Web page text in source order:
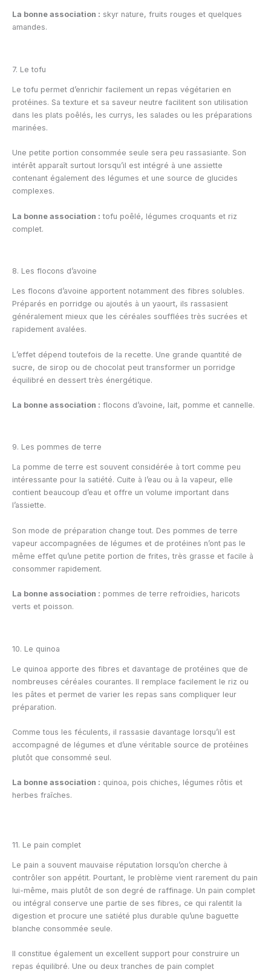
La bonne association : skyr nature, fruits rouges et quelques
amandes.
7. Le tofu
Le tofu permet d’enrichir facilement un repas végétarien en
protéines. Sa texture et sa saveur neutre facilitent son utilisation
dans les plats poêlés, les currys, les salades ou les préparations
marinées.
Une petite portion consommée seule sera peu rassasiante. Son
intérêt apparaît surtout lorsqu’il est intégré à une assiette
contenant également des légumes et une source de glucides
complexes.
La bonne association : tofu poêlé, légumes croquants et riz
complet.
8. Les flocons d’avoine
Les flocons d’avoine apportent notamment des fibres solubles.
Préparés en porridge ou ajoutés à un yaourt, ils rassasient
généralement mieux que les céréales soufflées très sucrées et
rapidement avalées.
L’effet dépend toutefois de la recette. Une grande quantité de
sucre, de sirop ou de chocolat peut transformer un porridge
équilibré en dessert très énergétique.
La bonne association : flocons d’avoine, lait, pomme et cannelle.
9. Les pommes de terre
La pomme de terre est souvent considérée à tort comme peu
intéressante pour la satiété. Cuite à l’eau ou à la vapeur, elle
contient beaucoup d’eau et offre un volume important dans
l’assiette.
Son mode de préparation change tout. Des pommes de terre
vapeur accompagnées de légumes et de protéines n’ont pas le
même effet qu’une petite portion de frites, très grasse et facile à
consommer rapidement.
La bonne association : pommes de terre refroidies, haricots
verts et poisson.
10. Le quinoa
Le quinoa apporte des fibres et davantage de protéines que de
nombreuses céréales courantes. Il remplace facilement le riz ou
les pâtes et permet de varier les repas sans compliquer leur
préparation.
Comme tous les féculents, il rassasie davantage lorsqu’il est
accompagné de légumes et d’une véritable source de protéines
plutôt que consommé seul.
La bonne association : quinoa, pois chiches, légumes rôtis et
herbes fraîches.
11. Le pain complet
Le pain a souvent mauvaise réputation lorsqu’on cherche à
contrôler son appétit. Pourtant, le problème vient rarement du pain
lui-même, mais plutôt de son degré de raffinage. Un pain complet
ou intégral conserve une partie de ses fibres, ce qui ralentit la
digestion et procure une satiété plus durable qu’une baguette
blanche consommée seule.
Il constitue également un excellent support pour construire un
repas équilibré. Une ou deux tranches de pain complet